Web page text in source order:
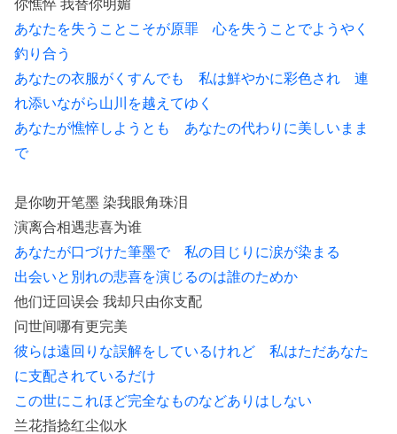
你憔悴 我替你明媚
あなたを失うことこそが原罪 心を失うことでようやく
釣り合う
あなたの衣服がくすんでも 私は鮮やかに彩色され 連
れ添いながら山川を越えてゆく
あなたが憔悴しようとも あなたの代わりに美しいまま
で
是你吻开笔墨 染我眼角珠泪
演离合相遇悲喜为谁
あなたが口づけた筆墨で 私の目じりに涙が染まる
出会いと別れの悲喜を演じるのは誰のためか
他们迂回误会 我却只由你支配
问世间哪有更完美
彼らは遠回りな誤解をしているけれど 私はただあなた
に支配されているだけ
この世にこれほど完全なものなどありはしない
兰花指捻红尘似水